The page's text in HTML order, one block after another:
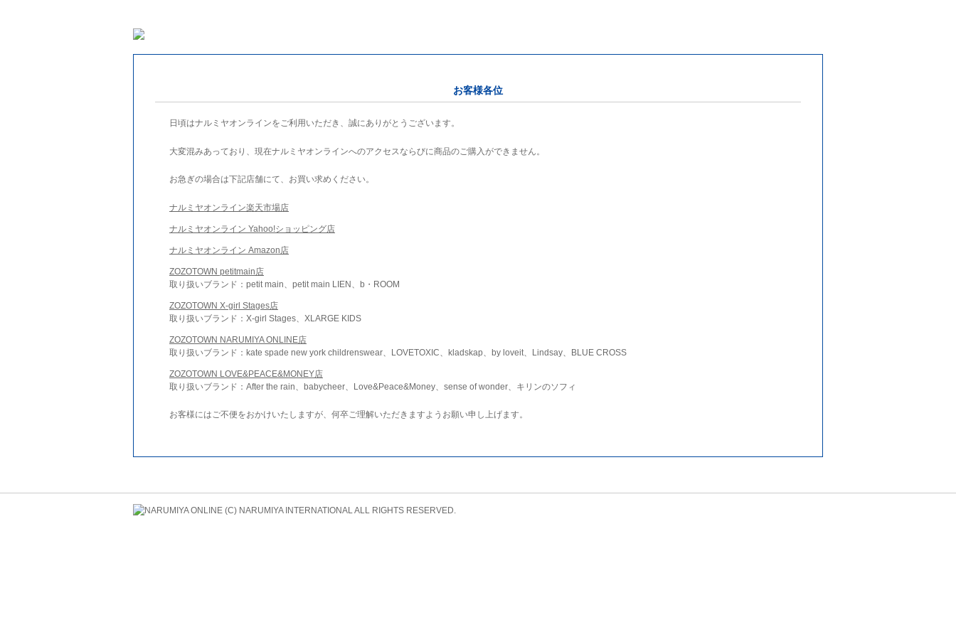
お客様各位
日頃はナルミヤオンラインをご利用いただき、誠にありがとうございます。
大変混みあっており、現在ナルミヤオンラインへのアクセスならびに商品のご購入ができません。
お急ぎの場合は下記店舗にて、お買い求めください。
ナルミヤオンライン楽天市場店
ナルミヤオンライン Yahoo!ショッピング店
ナルミヤオンライン Amazon店
ZOZOTOWN petitmain店
取り扱いブランド：petit main、petit main LIEN、b・ROOM
ZOZOTOWN X-girl Stages店
取り扱いブランド：X-girl Stages、XLARGE KIDS
ZOZOTOWN NARUMIYA ONLINE店
取り扱いブランド：kate spade new york childrenswear、LOVETOXIC、kladskap、by loveit、Lindsay、BLUE CROSS
ZOZOTOWN LOVE&PEACE&MONEY店
取り扱いブランド：After the rain、babycheer、Love&Peace&Money、sense of wonder、キリンのソフィ
お客様にはご不便をおかけいたしますが、何卒ご理解いただきますようお願い申し上げます。